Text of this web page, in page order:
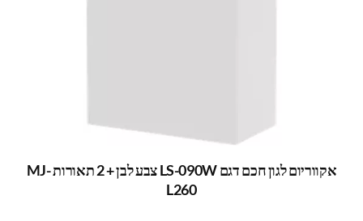
אקווריום לגון חכם דגם LS-090W צבע לבן + 2 תאורות MJ-
L260